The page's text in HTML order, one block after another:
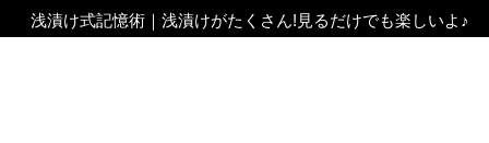
浅漬け式記憶術 ｜ 浅漬けがたくさん!見るだけでも楽しいよ♪